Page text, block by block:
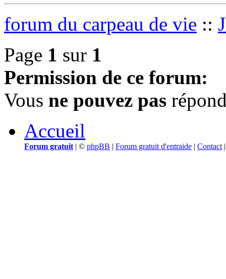
forum du carpeau de vie ::
Page 1 sur 1
Permission de ce forum:
Vous ne pouvez pas
Accueil
Forum gratuit | © phpBB | Forum gratuit d'entraide | Contact